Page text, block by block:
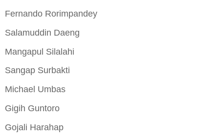
Fernando Rorimpandey
Salamuddin Daeng
Mangapul Silalahi
Sangap Surbakti
Michael Umbas
Gigih Guntoro
Gojali Harahap